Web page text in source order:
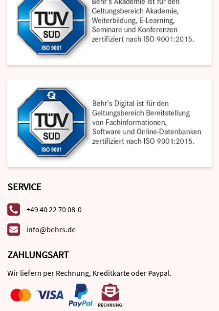
SERVICE
+49 40 22 70 08-0
info@behrs.de
ZAHLUNGSART
Wir liefern per Rechnung, Kreditkarte oder Paypal.